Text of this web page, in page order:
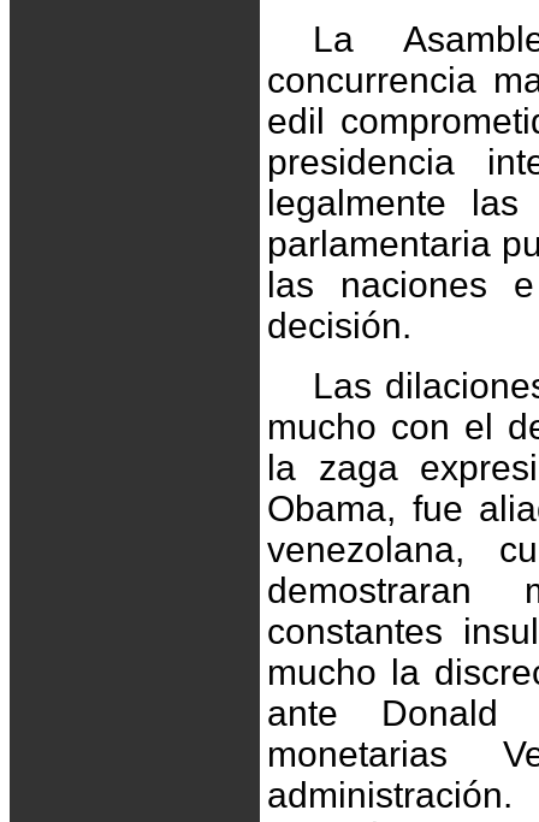
La
concurrencia
edil
presidencia
legalmente
parlamentaria
las naciones
decisión.
Las
mucho con el
la zaga
Obama, fue
venezolana,
demostraran
constantes
mucho la
ante Donald
monetarias